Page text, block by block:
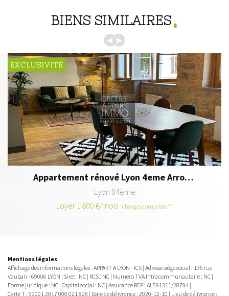
BIENS SIMILAIRES
◀
Appartement rénové Lyon 4eme Arrondissement - 3 pièce(s) - 69.87 m2
Loyer 1 800 €/mois charges comprises **
▶
Mentions légales
Affichage des informations légales : APPART A LYON - ICS | Adresse siège social : 136 rue
Vauban - 69006 LYON | Siret : NC | RCS : NC | Numero TVA Intracommunautaire : NC |
Forme juridique : NC | Capital social : NC | Assurance RCP : AL591311/28794 |
Carte T : 69001 2017 000 021 828 | Date de délivrance : 2020-12-10 | Lieu de délivrance :